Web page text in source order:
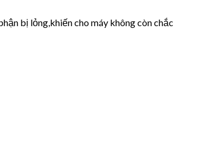
bị lỏng,khiến cho máy không còn chắc